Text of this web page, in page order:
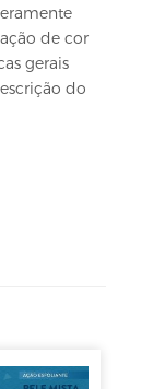
de cor
gerais
do